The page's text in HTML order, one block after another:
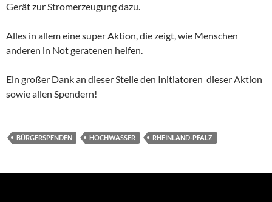
Gerät zur Stromerzeugung dazu.
Alles in allem eine super Aktion, die zeigt, wie Menschen
anderen in Not geratenen helfen.
Ein großer Dank an dieser Stelle den Initiatoren dieser Aktion
sowie allen Spendern!
BÜRGERSPENDEN HOCHWASSER RHEINLAND-PFALZ